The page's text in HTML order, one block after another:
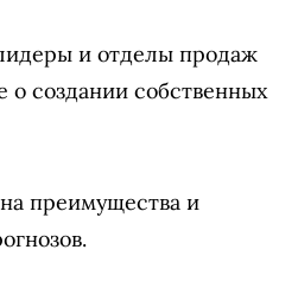
и отделы продаж
создании собственных
преимущества и